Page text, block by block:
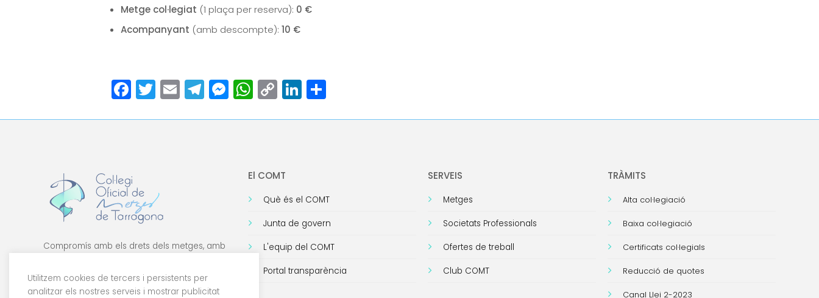
Metge col·legiat (1 plaça per reserva): 0 €
Acompanyant (amb descompte):10 €
Facebook
Twitter
EmailTelegram
Messenger
WhatsApp
Copy
Link
LinkedIn
Comparteix
Compromís amb els drets dels metges, amb
El COMT
Què és el COMT
Junta de govern
L'equip del COMT
Portal transparència
SERVEIS
Metges
Societats Professionals
Ofertes de treball
Club COMT
TRÀMITS
Alta col·legiació
Baixa col·legiació
Certificats col·legials
Reducció de quotes
Canal Llei 2-2023
Utilitzem cookies de tercers i persistents per
analitzar els nostres serveis i mostrar publicitat